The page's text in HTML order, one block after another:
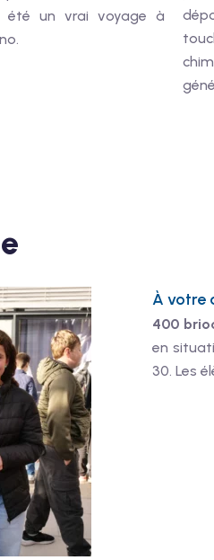
été un vrai voyage à
À votre
400
en
30. Les